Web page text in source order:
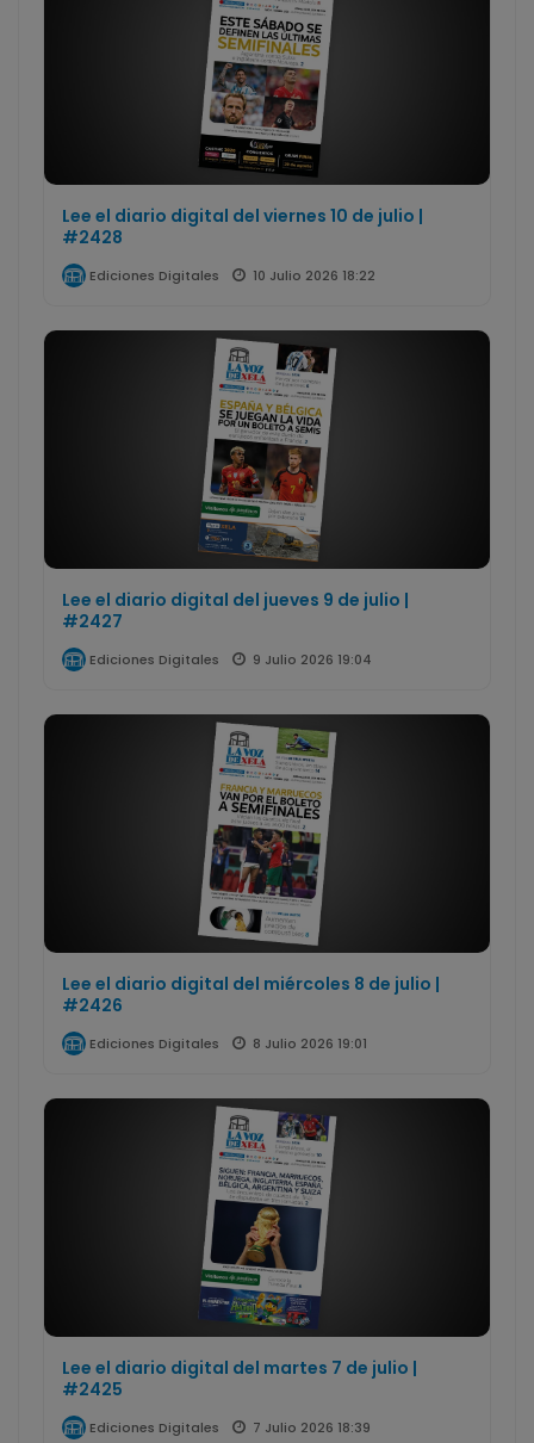
Lee el diario digital del viernes 10 de julio |
#2428
Ediciones Digitales 10 Julio 2026 18:22
Lee el diario digital del jueves 9 de julio |
#2427
Ediciones Digitales 9 Julio 2026 19:04
Lee el diario digital del miércoles 8 de julio |
#2426
Ediciones Digitales 8 Julio 2026 19:01
Lee el diario digital del martes 7 de julio |
#2425
Ediciones Digitales 7 Julio 2026 18:39